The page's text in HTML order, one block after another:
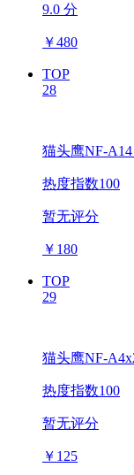
9.0 分
￥480
TOP
28
猫头鹰NF-
热度指数100
暂无评分
￥ 180
TOP
29
猫头鹰NF-
热度指数100
暂无评分
￥ 125